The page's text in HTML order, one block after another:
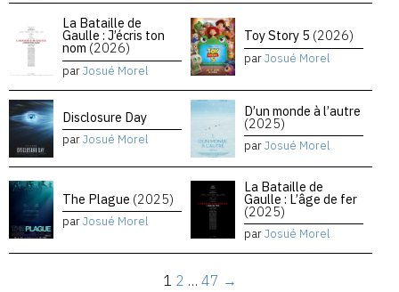
La Bataille de
Gaulle : J’écris ton
nom (2026)
parJosué Morel
Toy Story 5 (2026)
parJosué Morel
Disclosure Day
parJosué Morel
D’un monde à l’autre
(2025)
parJosué Morel
The Plague (2025)
parJosué Morel
La Bataille de
Gaulle : L’âge de fer
(2025)
parJosué Morel
1 2 … 47 →